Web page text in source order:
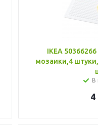
IKEA
мозаики,4
В
4